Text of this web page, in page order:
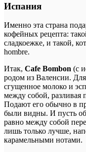
Испания
Именно эта страна
кофейных рецепта:
сладкоежке, и такой,
hombre.
Итак, Cafe Bombon (с
родом из Валенсии.
сгущенное молоко и
между собой,
Подают его обычно в
были видны. И пусть
равно между собой
лишь только лучше,
карамельными нотами.